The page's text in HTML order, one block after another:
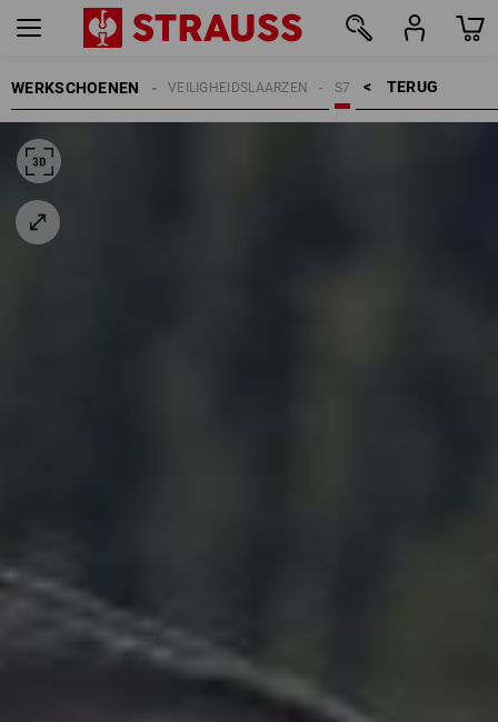
WERKSCHOENEN TERUG    >
S7
VEILIGHEIDSLAARZEN